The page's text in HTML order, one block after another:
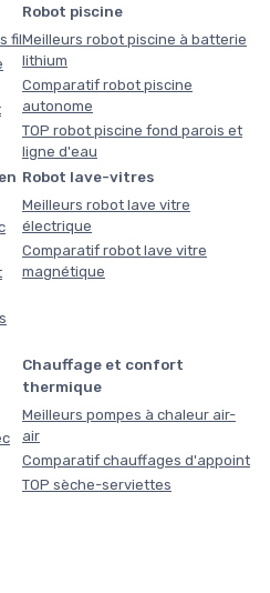
fil
Robot piscine
Meilleurs robot piscine à batterie
lithium
Comparatif robot piscine
autonome
TOP robot piscine fond parois et
ligne d'eau
Robot lave-vitres
Meilleurs robot lave vitre
électrique
Comparatif robot lave vitre
magnétique
Chauffage et confort
thermique
Meilleurs pompes à chaleur air-
air
Comparatif chauffages d'appoint
TOP sèche-serviettes